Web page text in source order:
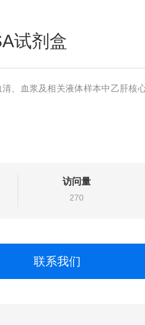
试剂盒
、血浆及相关液体样本中乙肝核
访问量
270
联系我们